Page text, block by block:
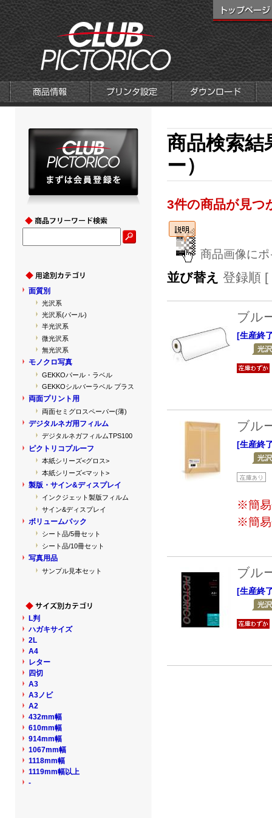
商品検索結
ー）
3件の商品が見つ
商品画像に
並び替え 登録順 [
ブル
[生産終
ブル
[生産終
※簡易
※簡易
ブル
[生産終
面質別
光沢系
光沢系(パール)
半光沢系
微光沢系
無光沢系
モノクロ写真
GEKKOパール・ラベル
GEKKOシルバーラベル プラス
両面プリント用
両面セミグロスペーパー(薄)
デジタルネガ用フィルム
デジタルネガフィルムTPS100
ピクトリコプルーフ
本紙シリーズ<グロス>
本紙シリーズ<マット>
製版・サイン&ディスプレイ
インクジェット製版フィルム
サイン&ディスプレイ
ボリュームパック
シート品/5冊セット
シート品/10冊セット
写真用品
サンプル見本セット
L判
ハガキサイズ
2L
A4
レター
四切
A3
A3ノビ
A2
432mm幅
610mm幅
914mm幅
1067mm幅
1118mm幅
1119mm幅以上
-